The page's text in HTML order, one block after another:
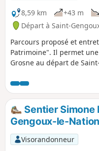
8,59 km
+43 m
Départ à Saint-
Parcours proposé et
Patrimoine". Il permet
Grosne au départ de
Sentier Simone
Gengoux-le-
Visorandonneur